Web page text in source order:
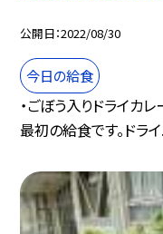
公開日 2022/08/30
今日の給食
・ごぼう入りドライカ
最初の給食です。ドラ